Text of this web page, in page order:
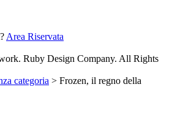
Area Riservata
Ruby Design Company. All Rights
categoria > Frozen, il regno della